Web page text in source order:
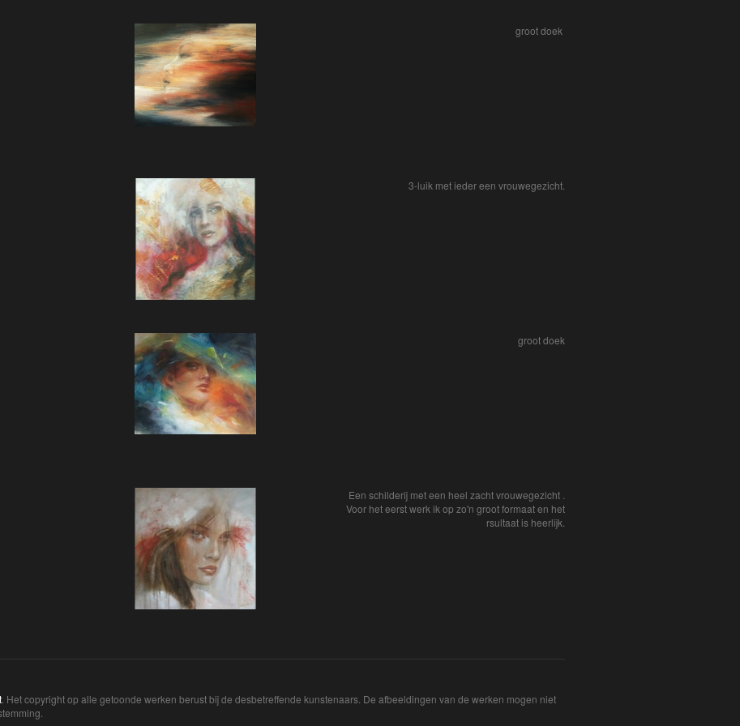
groot doek
3-luik met ieder een vrouwegezicht.
groot doek
Een schilderij met een heel zacht vrouwegezicht .
Voor het eerst werk ik op zo'n groot formaat en het
rsultaat is heerlijk.
. Het copyright op alle getoonde werken berust bij de desbetreffende kunstenaars. De afbeeldingen van de werken mogen niet